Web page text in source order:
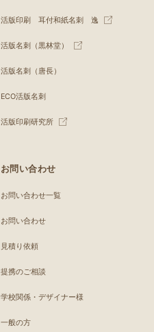
活版印刷 耳付和紙名刺 逸
活版名刺（黒林堂）
活版名刺（唐長）
ECO活版名刺
活版印刷研究所
お問い合わせ
お問い合わせ一覧
お問い合わせ
見積り依頼
提携のご相談
学校関係・デザイナー様
一般の方